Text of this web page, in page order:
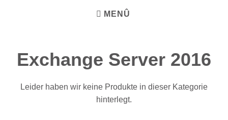
MENÛ
Exchange Server 2016
Leider haben wir keine Produkte in dieser Kategorie
hinterlegt.